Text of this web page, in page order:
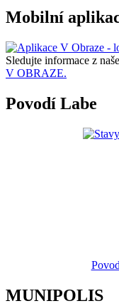
Mobilní
Sledujte informace z
V OBRAZE.
Povodí Labe
MUNIPOLIS